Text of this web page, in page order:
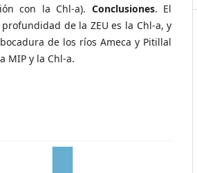
con la Chl-a). Conclusiones. El
de la ZEU es la Chl-a, y
de los ríos Ameca y Pitillal
MIP y la Chl-a.